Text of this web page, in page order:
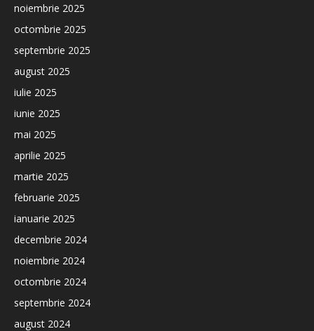
noiembrie 2025
octombrie 2025
septembrie 2025
august 2025
iulie 2025
iunie 2025
mai 2025
aprilie 2025
martie 2025
februarie 2025
ianuarie 2025
decembrie 2024
noiembrie 2024
octombrie 2024
septembrie 2024
august 2024